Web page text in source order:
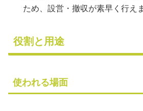
ため、設営・撤収が素早く行え
役割と用途
使われる場面